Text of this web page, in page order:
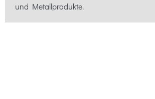
und Metallprodukte.